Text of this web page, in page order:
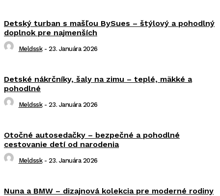
Detský turban s mašľou BySues – štýlový a pohodlný
doplnok pre najmenších
Meldssk - 23. Januára 2026
Detské nákrčníky, šaly na zimu – teplé, mäkké a
pohodlné
Meldssk - 23. Januára 2026
Otočné autosedačky – bezpečné a pohodlné
cestovanie detí od narodenia
Meldssk - 23. Januára 2026
Nuna a BMW – dizajnová kolekcia pre moderné rodiny